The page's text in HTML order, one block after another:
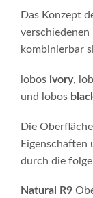
Das Konzept
verschiedenen
kombinierbar
lobos ivory,
und lobos
Die
Eigenschaften
durch die
Natural R9